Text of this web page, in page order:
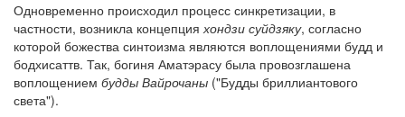
Одновременно происходил процесс синкретизации, в
частности, возникла концепцияхондзи суйдзяку, согласно
которой божества синтоизма являются воплощениями будд и
бодхисаттв. Так, богиня Аматэрасу была провозглашена
воплощением будды Вайрочаны ("Будды бриллиантового
света").